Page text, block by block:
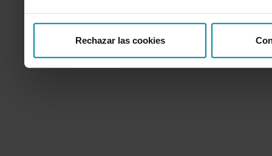
Rechazar las cookies